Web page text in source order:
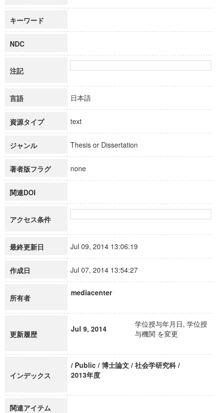
キーワード
NDC
注記
言語 日本語
資源タイプ text
ジャンル Thesis or Dissertation
著者版フラグ none
関連DOI
アクセス条件
最終更新日 Jul 09, 2014 13:06:19
作成日 Jul 07, 2014 13:54:27
所有者
mediacenter
更新履歴
Jul 9, 2014
学位授与年月日, 学位授
与機関 を変更
インデックス
/ Public / 博士論文 / 社会学研究科 /
2013年度
関連アイテム